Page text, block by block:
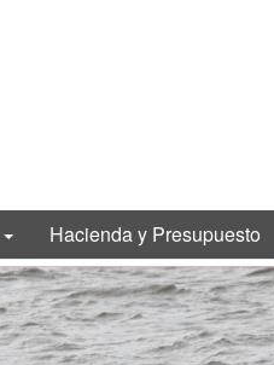
Hacienda y Presupuesto